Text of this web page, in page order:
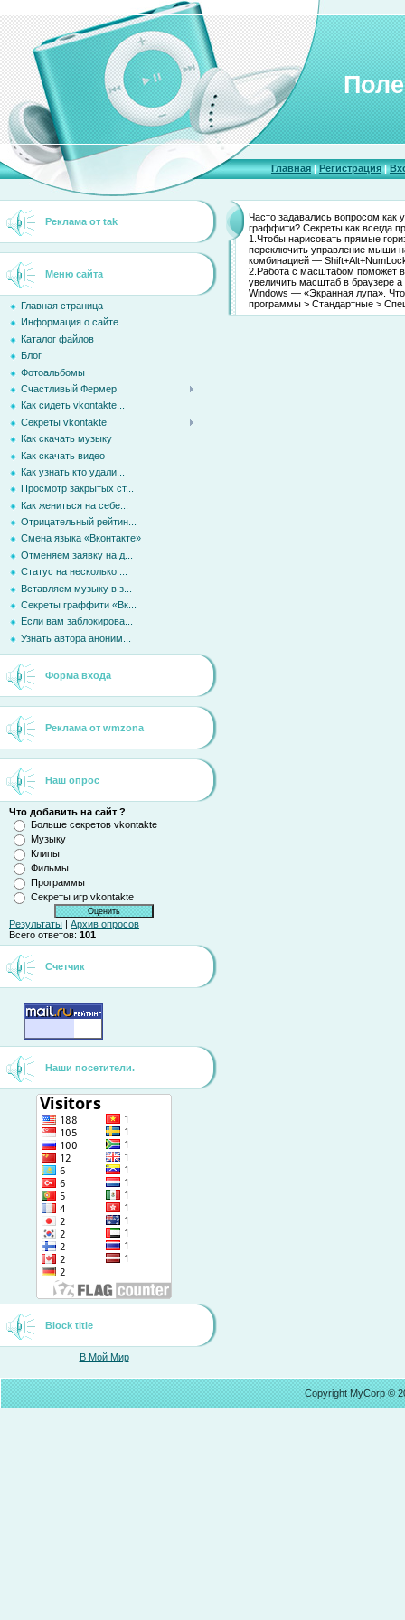
Главная|Регистрация|
Реклама от tak
Меню сайта
Главная страница
Информация о сайте
Каталог файлов
Блог
Фотоальбомы
Счастливый Фермер
Как сидеть vkontakte...
Секреты vkontakte
Как скачать музыку
Как скачать видео
Как узнать кто удали...
Просмотр закрытых ст...
Как жениться на себе...
Отрицательный рейтин...
Смена языка «Вконтакте»
Отменяем заявку на д...
Статус на несколько ...
Вставляем музыку в з...
Секреты граффити «Вк...
Если вам заблокирова...
Узнать автора аноним...
Форма входа
Реклама от wmzona
Наш опрос
Что добавить на сайт ?
Больше секретов vkontakte
Музыку
Клипы
Фильмы
Программы
Секреты игр vkontakte
Результаты | Архив опросов
Всего ответов: 101
Счетчик
Наши посетители.
Block title
В Мой Мир
Часто задавались вопросом как
граффити? Секреты как всегда
1.Чтобы нарисовать прямые
переключить управление мыши
комбинацией —
2.Работа с масштабом поможет
увеличить масштаб в браузере
Windows — «Экранная лупа».
программы > Стандартные >
Copyright MyCorp ©